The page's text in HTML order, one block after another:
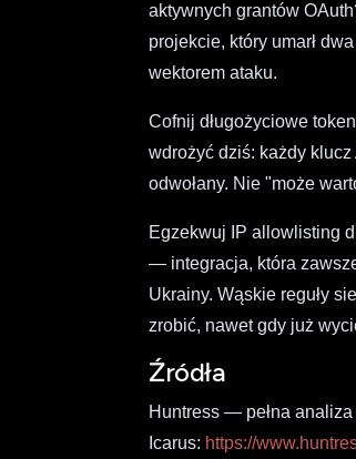
aktywnych grantów
projekcie, który umarł
wektorem ataku.
Cofnij długożyciowe
wdrożyć dziś: każdy
odwołany. Nie "może
Egzekwuj IP allowlisting
— integracja, która
Ukrainy. Wąskie reguły
zrobić, nawet gdy już
Źródła
Huntress — pełna
Icarus: https://